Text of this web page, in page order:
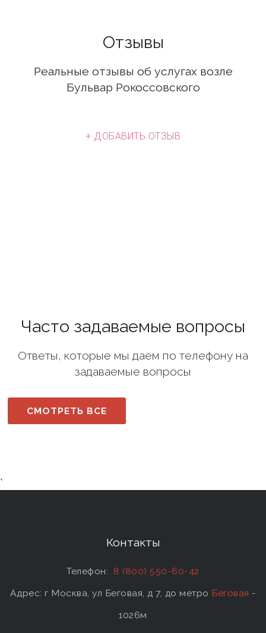
Отзывы
Реальные отзывы об услугах возле
Бульвар Рокоссовского
+ ДОБАВИТЬ ОТЗЫВ
Часто задаваемые вопросы
Ответы, которые мы даем по телефону на
задаваемые вопросы
СМОТРЕТЬ ВСЕ
`
Контакты
Телефон: 8 (800) 550-60-42
Адрес: г Москва, ул Беговая, д 7, до метро Беговая -
1026м